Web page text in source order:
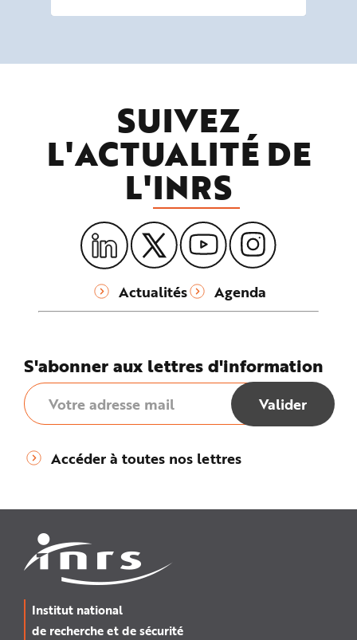
SUIVEZ
L'ACTUALITÉ DE
L'INRS
Actualités Agenda
S'abonner aux lettres d'information
Accéder à toutes nos lettres
Institut national
de recherche et de sécurité